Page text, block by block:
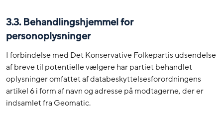
3.3. Behandlingshjemmel for
personoplysninger
I forbindelse med Det Konservative Folkepartis udsendelse
af breve til potentielle vælgere har partiet behandlet
oplysninger omfattet af databeskyttelsesforordningens
artikel 6 i form af navn og adresse på modtagerne, der er
indsamlet fra Geomatic.